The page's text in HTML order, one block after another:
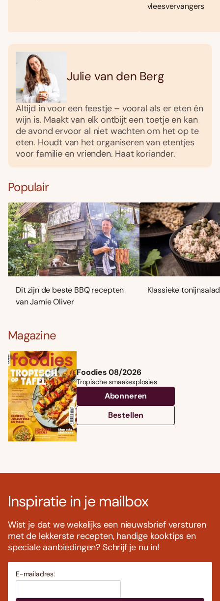
vleesvervangers
Julie van den Berg
Altijd in voor een feestje – vooral als er eten én
wijn is. Maakt van elk ontbijt een toetje en kan
de avond ervoor al niet wachten om het op te
eten. Houdt van het organiseren van etentjes
voor familie en vrienden. Haat koriander.
Populair
Dit zijn de beste BBQ recepten
van Jamie Oliver
Klassieke
Magazine
Foodies 08/2026
Tropische smaakexplosies
Abonneren
Bestellen
Inspiratie in je mailbox
Wist je dat we wekelijks een nieuwsbrief versturen
met de lekkerste recepten, handige kooktips en
speciale aanbiedingen? Schrijf je nu in!
E-mailadres: